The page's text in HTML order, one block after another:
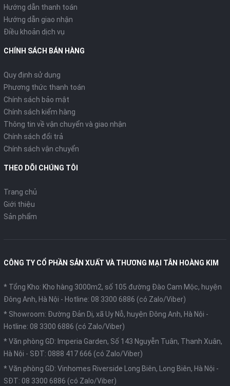
Hướng dẫn thanh toán
Hướng dẫn giao nhận
Điều khoản dịch vụ
CHÍNH SÁCH BÁN HÀNG
Quy định sử dụng
Phương thức thanh toán
Chính sách bảo mật
Chính sách kiểm hàng
Thông tin về vận chuyển và giao nhận
Chính sách đổi trả
Chính sách vận chuyển
THEO DÕI CHÚNG TÔI
Trang chủ
Giới thiệu
Sản phẩm
CÔNG TY CỔ PHẦN SẢN XUẤT VÀ THƯƠNG MẠI TÂN HOÀNG KIM
* Tổng Kho: Kho hàng 3000m2, số 105 đường Đào Cam Mộc, huyện
Đông Anh, Hà Nội - Hotline: 08 3300 6886 (có Zalo/Viber)
* Showroom: Đường Đản Dị, xã Uy Nỗ, huyện Đông Anh, Hà Nội -
Hotline: 08 3300 6886 (có Zalo/Viber)
* Văn phòng GD: Imperia Garden, Số 143 Nguyễn Tuân, Thanh Xuân,
Hà Nội - SĐT: 0888 417 666 (có Zalo/Viber)
* Văn phòng GD: Vinhomes Riverside Long Biên, Long Biên, Hà Nội -
SĐT: 08 3300 6886 (có Zalo/Viber)